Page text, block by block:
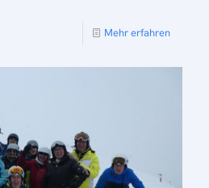
Mehr erfahren